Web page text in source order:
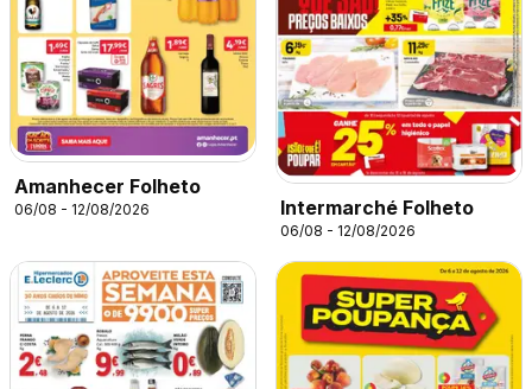
Amanhecer Folheto
06/08 - 12/08/2026 Intermarché Folheto
06/08 - 12/08/2026